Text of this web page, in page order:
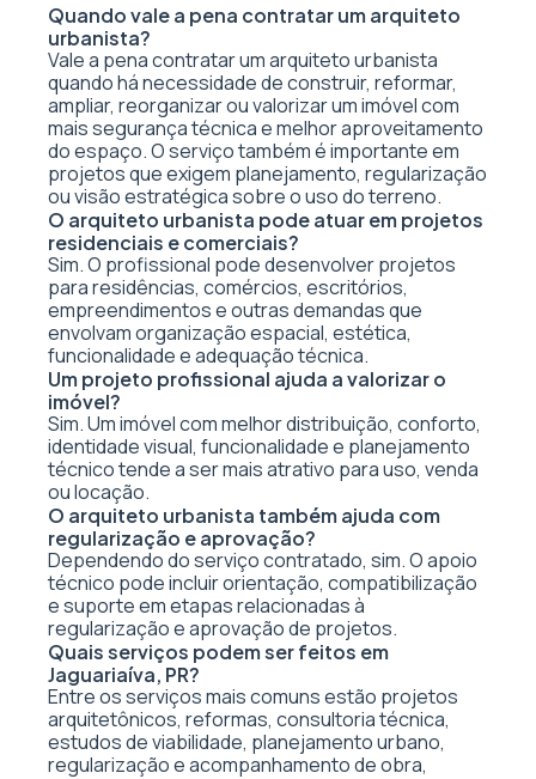
Quando vale a pena contratar um arquiteto
urbanista?
Vale a pena contratar um arquiteto urbanista
quando há necessidade de construir, reformar,
ampliar, reorganizar ou valorizar um imóvel com
mais segurança técnica e melhor aproveitamento
do espaço. O serviço também é importante em
projetos que exigem planejamento, regularização
ou visão estratégica sobre o uso do terreno.
O arquiteto urbanista pode atuar em projetos
residenciais e comerciais?
Sim. O profissional pode desenvolver projetos
para residências, comércios, escritórios,
empreendimentos e outras demandas que
envolvam organização espacial, estética,
funcionalidade e adequação técnica.
Um projeto profissional ajuda a valorizar o
imóvel?
Sim. Um imóvel com melhor distribuição, conforto,
identidade visual, funcionalidade e planejamento
técnico tende a ser mais atrativo para uso, venda
ou locação.
O arquiteto urbanista também ajuda com
regularização e aprovação?
Dependendo do serviço contratado, sim. O apoio
técnico pode incluir orientação, compatibilização
e suporte em etapas relacionadas à
regularização e aprovação de projetos.
Quais serviços podem ser feitos em
Jaguariaíva, PR?
Entre os serviços mais comuns estão projetos
arquitetônicos, reformas, consultoria técnica,
estudos de viabilidade, planejamento urbano,
regularização e acompanhamento de obra,